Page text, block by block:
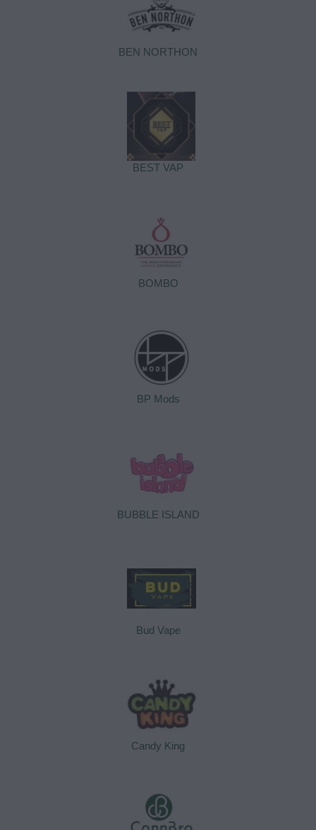
BEN NORTHON
BEST VAP
BOMBO
BP Mods
BUBBLE ISLAND
Bud Vape
Candy King